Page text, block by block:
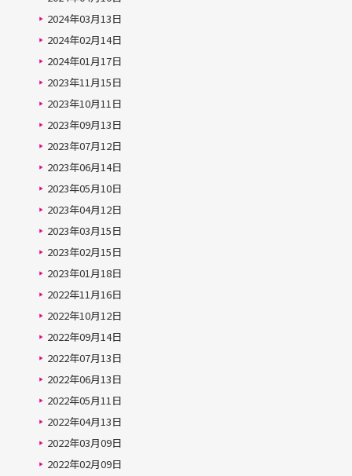
2024年03月13日
2024年02月14日
2024年01月17日
2023年11月15日
2023年10月11日
2023年09月13日
2023年07月12日
2023年06月14日
2023年05月10日
2023年04月12日
2023年03月15日
2023年02月15日
2023年01月18日
2022年11月16日
2022年10月12日
2022年09月14日
2022年07月13日
2022年06月13日
2022年05月11日
2022年04月13日
2022年03月09日
2022年02月09日